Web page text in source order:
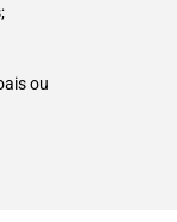
ou